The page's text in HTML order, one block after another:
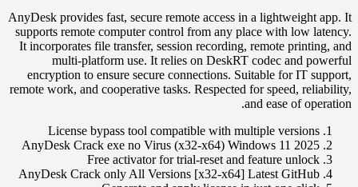
AnyDesk provides fast, secure remote access in a lightweight app. It
supports remote computer control from any place with low latency.
It incorporates file transfer, session recording, remote printing, and
multi-platform use. It relies on DeskRT codec and powerful
encryption to ensure secure connections. Suitable for IT support,
remote work, and cooperative tasks. Respected for speed, reliability,
and ease of operation.
License bypass tool compatible with multiple versions
AnyDesk Crack exe no Virus (x32-x64) Windows 11 2025
Free activator for trial-reset and feature unlock
AnyDesk Crack only All Versions [x32-x64] Latest GitHub